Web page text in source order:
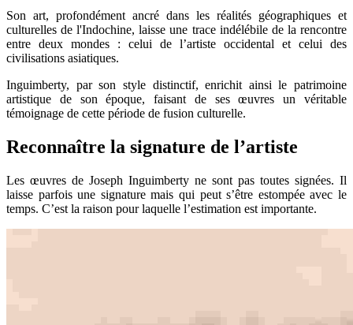
Son art, profondément ancré dans les réalités géographiques et
culturelles de l'Indochine, laisse une trace indélébile de la rencontre
entre deux mondes : celui de l’artiste occidental et celui des
civilisations asiatiques.
Inguimberty, par son style distinctif, enrichit ainsi le patrimoine
artistique de son époque, faisant de ses œuvres un véritable
témoignage de cette période de fusion culturelle.
Reconnaître la signature de l’artiste
Les œuvres de Joseph Inguimberty ne sont pas toutes signées. Il
laisse parfois une signature mais qui peut s’être estompée avec le
temps. C’est la raison pour laquelle l’estimation est importante.